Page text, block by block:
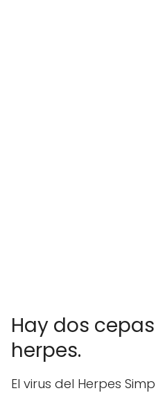
Hay dos
herpes.
El virus del Herpes